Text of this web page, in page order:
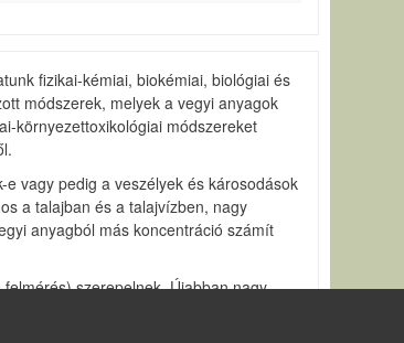
fizikai-kémiai, biokémiai, biológiai és
módszerek, melyek a vegyi anyagok
környezettoxikológiai módszereket
vagy pedig a veszélyek és károsodások
a talajban és a talajvízben, nagy
anyagból más koncentráció számít
szerepelnek. Újabban nagy
változtassunk, finomítsunk eredeti